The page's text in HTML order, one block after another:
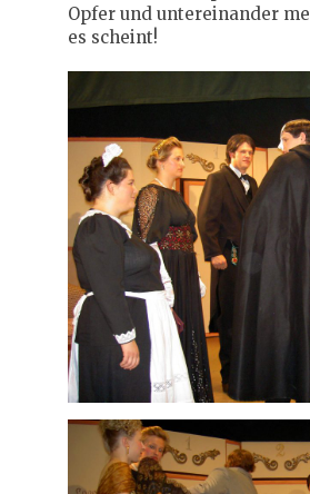
Opfer und untereinander
es scheint!